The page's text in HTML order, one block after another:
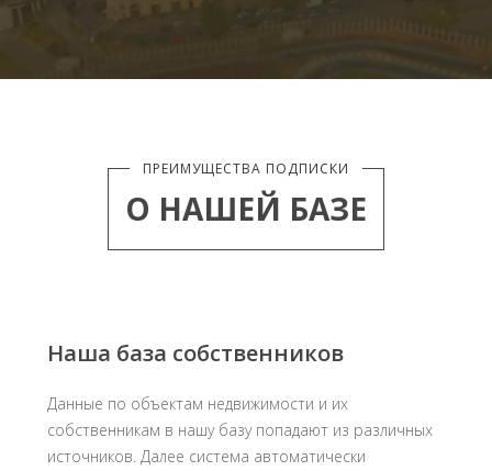
ПРЕИМУЩЕСТВА ПОДПИСКИ
О НАШЕЙ БАЗЕ
Наша база собственников
Данные по объектам недвижимости и их
собственникам в нашу базу попадают из различных
источников. Далее система автоматически